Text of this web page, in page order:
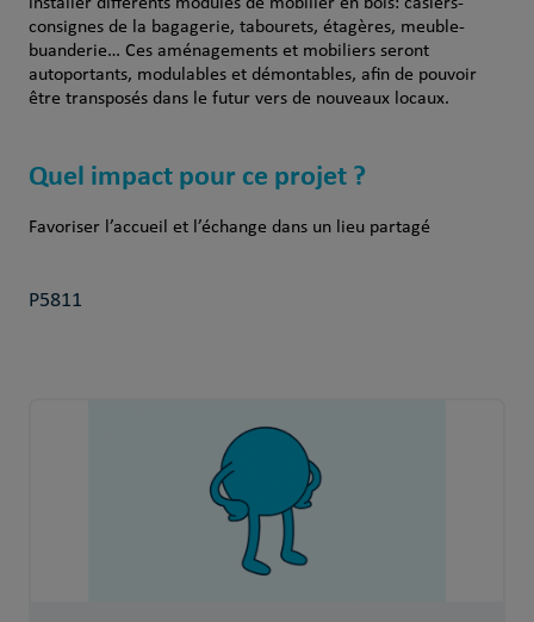
consignes de la bagagerie, tabourets, étagères, meuble-
buanderie… Ces aménagements et mobiliers seront
autoportants, modulables et démontables, afin de pouvoir
être transposés dans le futur vers de nouveaux locaux.
Quel impact pour ce projet ?
Favoriser l’accueil et l’échange dans un lieu partagé
P5811